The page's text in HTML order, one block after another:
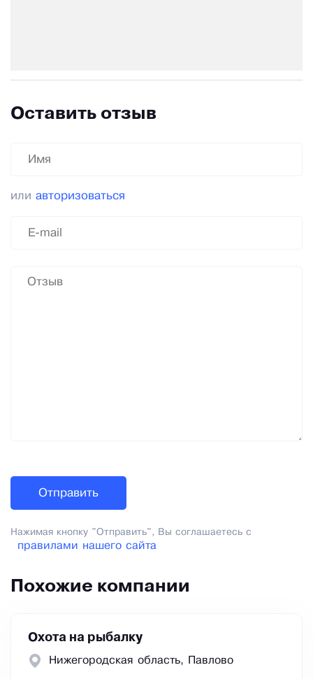
Оставить отзыв
или авторизоваться
Нажимая кнопку "Отправить", Вы соглашаетесь с
правилами нашего сайта
Похожие компании
Охота на рыбалку
Нижегородская область, Павлово